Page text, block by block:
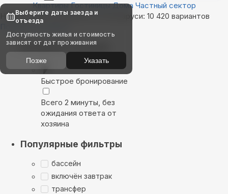
Квартиры Гостиницы Дома Частный сектор
Найдём, где остановиться в Беларуси: 10 420 вариантов
Показать на карте
Выбирайте лучшее
Быстрое бронирование
Всего 2 минуты, без
ожидания ответа от
хозяина
Популярные фильтры
бассейн
включён завтрак
трансфер
Выберите даты заезда и
отъезда
Доступность жилья и стоимость
зависят от дат проживания
Позже Указать